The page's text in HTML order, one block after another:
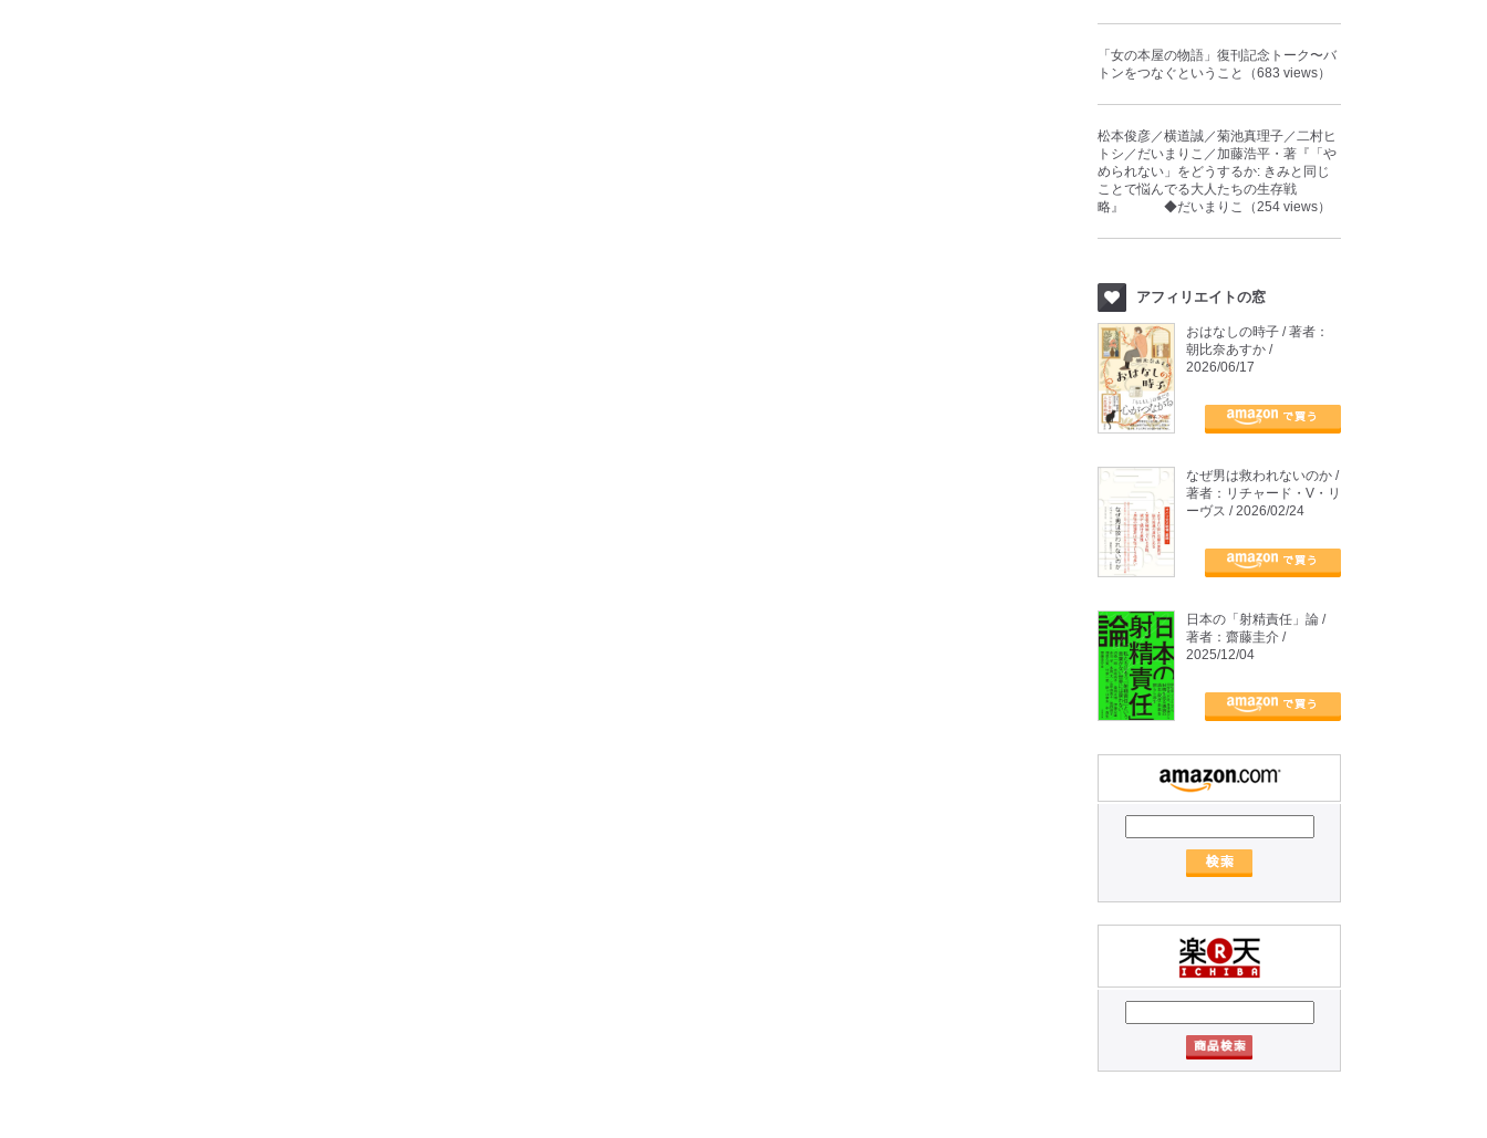
「女の本屋の物語」復刊記念トーク〜バ
トンをつなぐということ（683 views）
松本俊彦／横道誠／菊池真理子／二村ヒ
トシ／だいまりこ／加藤浩平・著『「や
められない」をどうするか: きみと同じ
ことで悩んでる大人たちの生存戦
略』 ◆だいまりこ（254 views）
アフィリエイトの窓
おはなしの時子 / 著者：
朝比奈あすか /
2026/06/17
なぜ男は救われないのか /
著者：リチャード・V・リ
ーヴス / 2026/02/24
日本の「射精責任」論 /
著者：齋藤圭介 /
2025/12/04